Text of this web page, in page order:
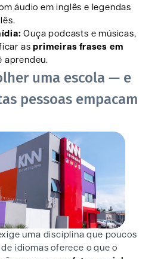
áudio em inglês e legendas
Ouça podcasts e músicas,
asprimeiras frases em
aprendeu.
uma escola — e
pessoas empacam
uma disciplina que poucos
idiomas oferece o que o